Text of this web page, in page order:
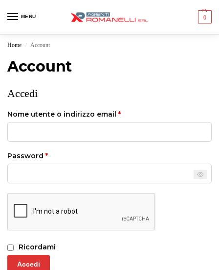
MENU 0
Home / Account
Account
Accedi
Nome utente o indirizzo email *
Password *
Ricordami
Accedi